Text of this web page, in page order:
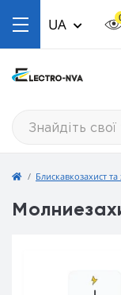
UA
Блискавкозахист